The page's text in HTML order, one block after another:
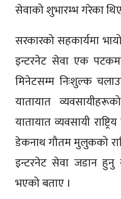
सेवाको शुभारम्भ गरेका
सरकारको सहकार्यमा
इन्टरनेट सेवा एक
मिनेटसम्म निःशुल्क
यातायात
यातायात व्यवसायी
डेकनाथ गौतम मुलुकको
इन्टरनेट सेवा जडान
भएको बताए ।